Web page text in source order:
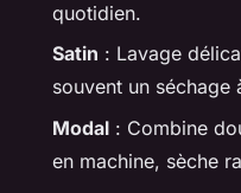
quotidien.
Satin : Lavage
souvent un
Modal : Combine
en machine, sèche